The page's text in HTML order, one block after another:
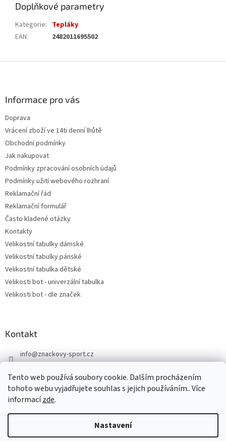
Tento web používá soubory cookie. Dalším procházením
tohoto webu vyjadřujete souhlas s jejich používáním.. Více
informacízde.
Nastavení
Doplňkové parametry
Kategorie: Tepláky
EAN: 2482011695502
Informace pro vás
Doprava
Vrácení zboží ve 14ti denní lhůtě
Obchodní podmínky
Jak nakupovat
Podmínky zpracování osobních údajů
Podmínky užití webového rozhraní
Reklamační řád
Reklamační formulář
Často kladené otázky
Kontakty
Velikostní tabulky dámské
Velikostní tabulky pánské
Velikostní tabulka dětské
Velikosti bot - univerzální tabulka
Velikosti bot - dle značek
Kontakt
info@znackovy-sport.cz
Vytvořil Shoptet